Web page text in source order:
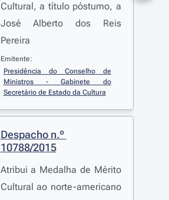
Cultural, a título póstumo, a
José Alberto dos Reis
Pereira
Emitente:
Presidência do Conselho de
Ministros - Gabinete do
Secretário de Estado da Cultura
Despacho n.º
10788/2015
Atribui a Medalha de Mérito
Cultural ao norte-americano